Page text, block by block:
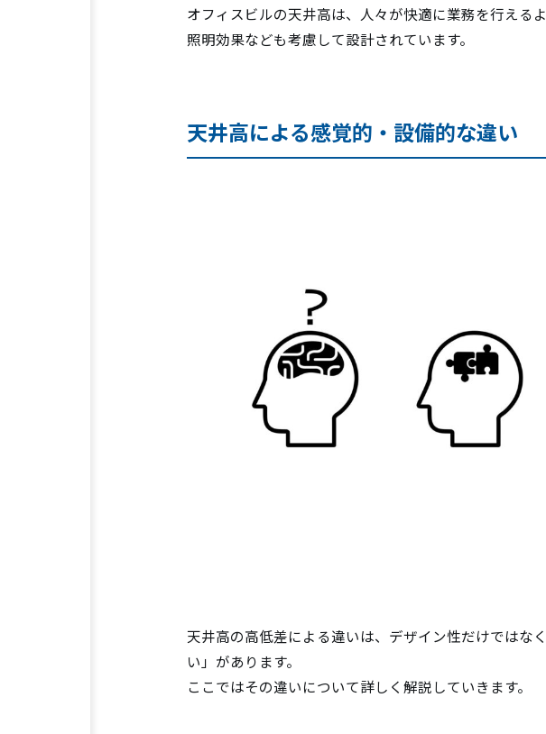
オフィスビルの天井高は、人々が快適に業務を行える
照明効果なども考慮して設計されています。
天井高による感覚的・設備的な違い
天井高の高低差による違いは、デザイン性だけではな
い」があります。
ここではその違いについて詳しく解説していきます。